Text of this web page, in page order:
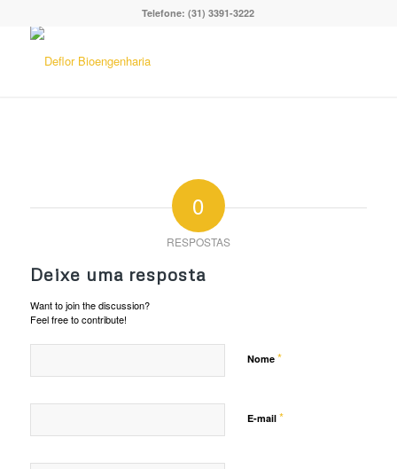
Telefone: (31) 3391-3222
0
RESPOSTAS
Deixe uma resposta
Want to join the discussion?
Feel free to contribute!
Nome *
E-mail *